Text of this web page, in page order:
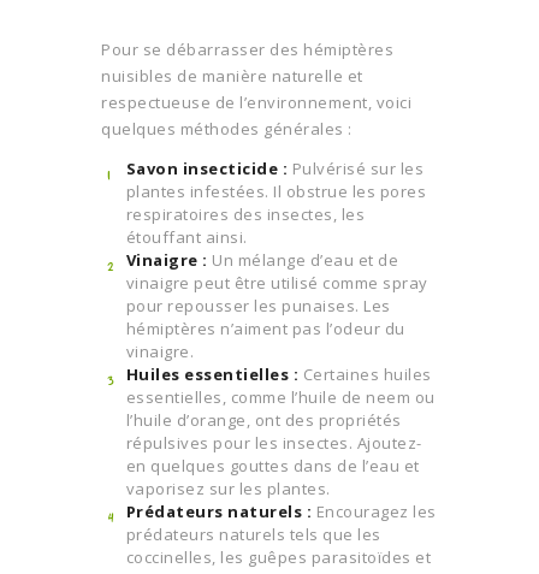
Pour se débarrasser des hémiptères
nuisibles de manière naturelle et
respectueuse de l’environnement, voici
quelques méthodes générales :
Savon insecticide : Pulvérisé sur les
plantes infestées. Il obstrue les pores
respiratoires des insectes, les
étouffant ainsi.
Vinaigre : Un mélange d’eau et de
vinaigre peut être utilisé comme spray
pour repousser les punaises. Les
hémiptères n’aiment pas l’odeur du
vinaigre.
Huiles essentielles : Certaines huiles
essentielles, comme l’huile de neem ou
l’huile d’orange, ont des propriétés
répulsives pour les insectes. Ajoutez-
en quelques gouttes dans de l’eau et
vaporisez sur les plantes.
Prédateurs naturels : Encouragez les
prédateurs naturels tels que les
coccinelles, les guêpes parasitoïdes et